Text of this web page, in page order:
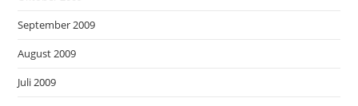
September 2009
August 2009
Juli 2009